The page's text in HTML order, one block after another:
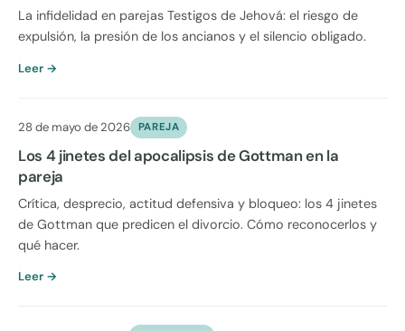
La infidelidad en parejas Testigos de Jehová: el riesgo de
expulsión, la presión de los ancianos y el silencio obligado.
Leer →
28 de mayo de 2026 PAREJA
Los 4 jinetes del apocalipsis de Gottman en la
pareja
Crítica, desprecio, actitud defensiva y bloqueo: los 4 jinetes
de Gottman que predicen el divorcio. Cómo reconocerlos y
qué hacer.
Leer →